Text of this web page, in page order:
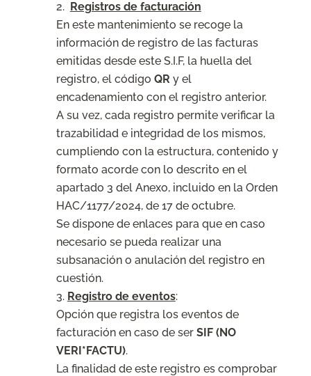
Registros de facturación
En este mantenimiento se recoge la
información de registro de las facturas
emitidas desde este S.I.F, la huella del
registro, el código QRy el
encadenamiento con el registro anterior.
A su vez, cada registro permite verificar la
trazabilidad e integridad de los mismos,
cumpliendo con la estructura, contenido y
formato acorde con lo descrito en el
apartado 3 del Anexo, incluido en la Orden
HAC/1177/2024, de 17 de octubre.
Se dispone de enlaces para que en caso
necesario se pueda realizar una
subsanación o anulación del registro en
cuestión.
Registro de eventos:
Opción que registra los eventos de
facturación en caso de ser SIF (NO
VERI*FACTU).
La finalidad de este registro es comprobar